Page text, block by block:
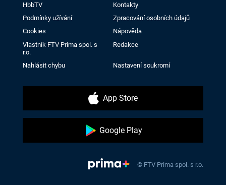
HbbTV
Kontakty
Podmínky užívání
Zpracování osobních údajů
Cookies
Nápověda
Vlastník FTV Prima spol. s
r.o.
Redakce
Nahlásit chybu Nastavení soukromí
App Store
Google Play
© FTV Prima spol. s r.o.